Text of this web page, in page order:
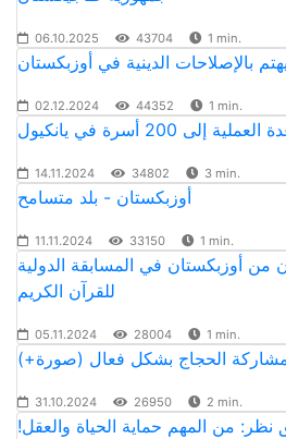
06.10.2025 43704 1 min.
بالإصلاحات الدينية في أوزبكستان
02.12.2024 44352 1 min.
200 أسرة في يانكيول
14.11.2024 34802 3 min.
أوزبكستان - بلد متسامح
11.11.2024 33150 1 min.
من أوزبكستان في المسابقة الدولية
للقرآن الكريم
05.11.2024 28004 1 min.
بمشاركة الحجاج بشكل فعال (صورة+)
31.10.2024 26950 2 min.
!الشيخ نورالدين خالق نظر: من المهم حماية الحياة والعقل